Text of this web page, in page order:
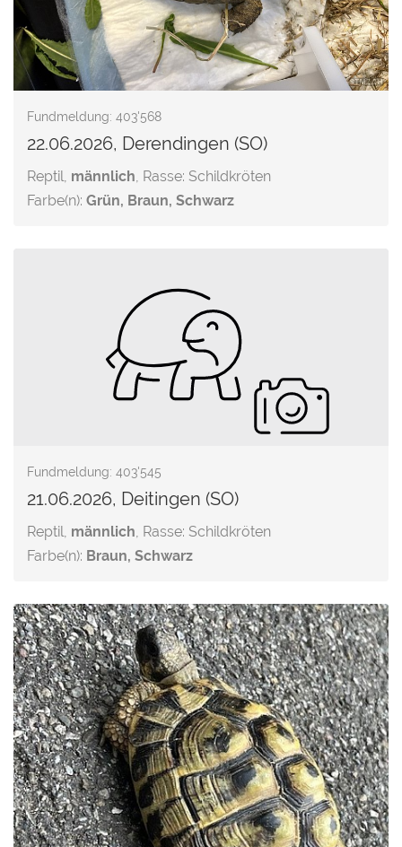
Fundmeldung: 403'568
22.06.2026, Derendingen (SO)
Reptil, männlich, Rasse: Schildkröten
Farbe(n): Grün, Braun, Schwarz
Fundmeldung: 403'545
21.06.2026, Deitingen (SO)
Reptil, männlich, Rasse: Schildkröten
Farbe(n): Braun, Schwarz